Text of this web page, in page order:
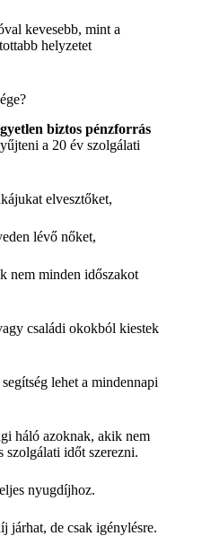
kevesebb, mint a
helyzetet
biztos pénzforrás
a 20 év szolgálati
elvesztőket,
lévő nőket,
nem minden időszakot
családi okokból kiestek
lehet a mindennapi
háló azoknak, akik nem
szolgálati időt szerezni.
nyugdíjhoz.
járhat, de csak igénylésre.